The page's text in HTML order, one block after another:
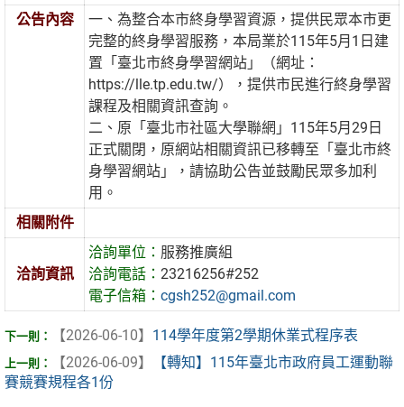
公告內容
一、為整合本市終身學習資源，提供民眾本市更
完整的終身學習服務，本局業於115年5月1日建
置「臺北市終身學習網站」（網址：
https://lle.tp.edu.tw/），提供市民進行終身學習
課程及相關資訊查詢。
二、原「臺北市社區大學聯網」115年5月29日
正式關閉，原網站相關資訊已移轉至「臺北市終
身學習網站」，請協助公告並鼓勵民眾多加利
用。
相關附件
洽詢資訊
洽詢單位： 服務推廣組
洽詢電話：23216256#252
電子信箱：cgsh252@gmail.com
【2026-06-10】 114學年度第2學期休業式程序表
【2026-06-09】
【轉知】115年臺北市政府員工運動聯
賽競賽規程各1份